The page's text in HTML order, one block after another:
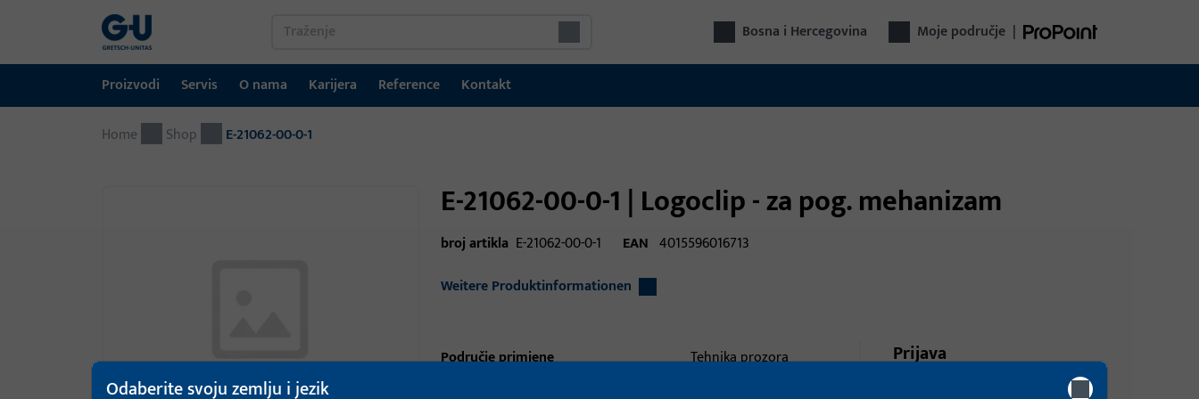
Bosna i Hercegovina Moje područje |
Proizvodi
Proizvodi
Servis
Servis
O nama
O nama
Karijera
Karijera
Reference
Reference
Kontakt
Kontakt
Home Shop E-21062-00-0-1
E-21062-00-0-1 | Logoclip - za pog. mehanizam
broj artikla E-21062-00-0-1 EAN 4015596016713
Weitere Produktinformationen
Područje primjene
Tehnika prozora
Prijava
Odaberite svoju zemlju i jezik